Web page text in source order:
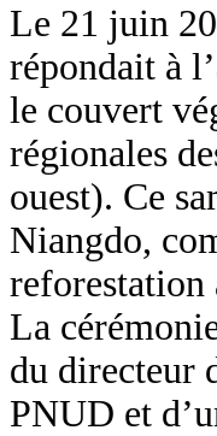
Le 21 juin
répondait à
le couvert
régionales
ouest). Ce
Niangdo,
reforestation
La
du directeur
PNUD et